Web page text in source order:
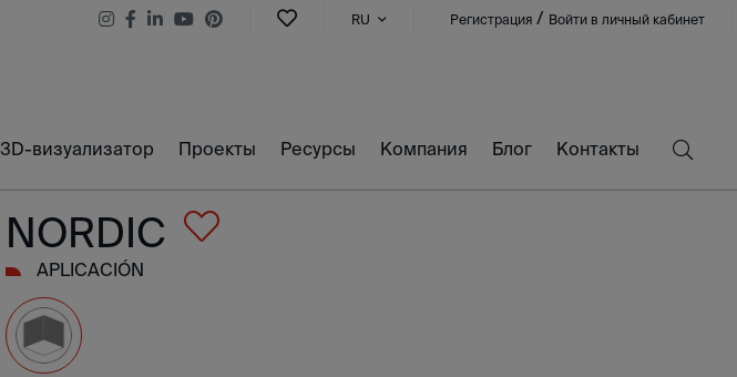
RU Регистрация / Войти в личный кабинет
3D-визуализатор Проекты Ресурсы Компания Блог Контакты
NORDIC
APLICACIÓN